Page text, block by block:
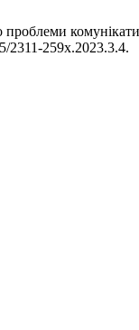
2311-259x.2023.3.4.